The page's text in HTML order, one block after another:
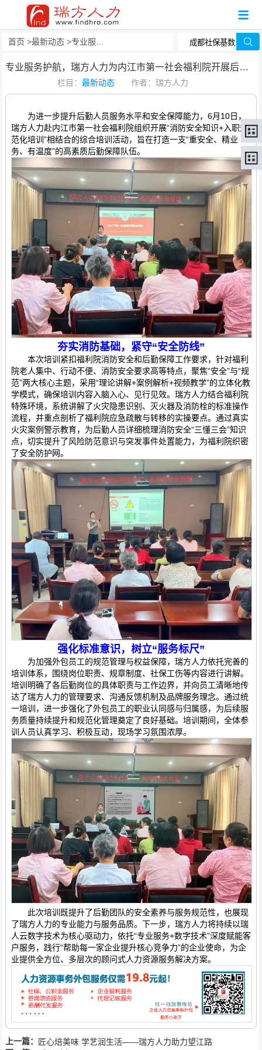
首页 最新动态 专业服务护航，瑞方人力为内江市第一社会福利院开展后勤岗位综合培训
专业服务护航，瑞方人力为内江市第一社会福利院开展后勤岗位综合培训
栏目： 最新动态 作者：瑞方人力
为进一步提升后勤人员服务水平和安全保障能力，6月10日，
瑞方人力赴内江市第一社会福利院组织开展“消防安全知识+入职规
范化培训”相结合的综合培训活动，旨在打造一支“重安全、精业
务、有温度”的高素质后勤保障队伍。
夯实消防基础，紧守“安全防线”
本次培训紧扣福利院消防安全和后勤保障工作要求，针对福利
院老人集中、行动不便、消防安全要求高等特点，聚焦“安全”与“规
范”两大核心主题，采用“理论讲解+案例解析+视频教学”的立体化教
学模式，确保培训内容入脑入心、见行见效。瑞方人力结合福利院
特殊环境，系统讲解了火灾隐患识别、灭火器及消防栓的标准操作
流程，并重点剖析了福利院应急疏散与转移的实操要点。通过真实
火灾案例警示教育，为后勤人员详细梳理消防安全“三懂三会”知识
点，切实提升了风险防范意识与突发事件处置能力，为福利院织密
了安全防护网。
强化标准意识，树立“服务标尺”
为加强外包员工的规范管理与权益保障，瑞方人力依托完善的
培训体系，围绕岗位职责、规章制度、社保工伤等内容进行讲解。
培训明确了各后勤岗位的具体职责与工作边界，并向员工清晰地传
达了瑞方人力的管理要求、沟通反馈机制及品牌服务理念。通过统
一培训，进一步强化了外包员工的职业认同感与归属感，为后续服
务质量持续提升和规范化管理奠定了良好基础。培训期间，全体参
训人员认真学习、积极互动，现场学习氛围浓厚。
此次培训既提升了后勤团队的安全素养与服务规范性，也展现
了瑞方人力的专业能力与服务品质。下一步，瑞方人力将持续以瑞
人云数字技术为核心驱动力，依托“专业服务+数字技术”深度赋能客
户服务，践行“帮助每一家企业提升核心竞争力”的企业使命，为企
业提供全方位、多层次的顾问式人力资源服务解决方案。
上一篇：
匠心焙美味 学艺润生活——瑞方人力助力望江路